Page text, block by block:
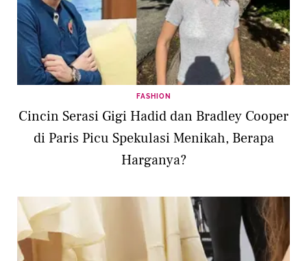
FASHION
Cincin Serasi Gigi Hadid dan Bradley Cooper
di Paris Picu Spekulasi Menikah, Berapa
Harganya?